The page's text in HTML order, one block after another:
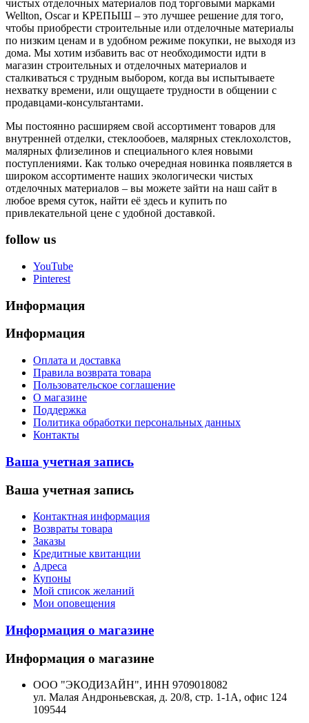
чистых отделочных материалов под торговыми марками
Wellton, Oscar и КРЕПЫШ – это лучшее решение для того,
чтобы приобрести строительные или отделочные материалы
по низким ценам и в удобном режиме покупки, не выходя из
дома. Мы хотим избавить вас от необходимости идти в
магазин строительных и отделочных материалов и
сталкиваться с трудным выбором, когда вы испытываете
нехватку времени, или ощущаете трудности в общении с
продавцами-консультантами.
Мы постоянно расширяем свой ассортимент товаров для
внутренней отделки, стеклообоев, малярных стеклохолстов,
малярных флизелинов и специального клея новыми
поступлениями. Как только очередная новинка появляется в
широком ассортименте наших экологически чистых
отделочных материалов – вы можете зайти на наш сайт в
любое время суток, найти её здесь и купить по
привлекательной цене с удобной доставкой.
follow us
YouTube
Pinterest
Информация
Информация
Оплата и доставка
Правила возврата товара
Пользовательское соглашение
О магазине
Поддержка
Политика обработки персональных данных
Контакты
Ваша учетная запись
Ваша учетная запись
Контактная информация
Возвраты товара
Заказы
Кредитные квитанции
Адреса
Купоны
Мой список желаний
Мои оповещения
Информация о магазине
Информация о магазине
ООО "ЭКОДИЗАЙН", ИНН 9709018082
ул. Малая Андроньевская, д. 20/8, стр. 1-1А, офис 124
109544